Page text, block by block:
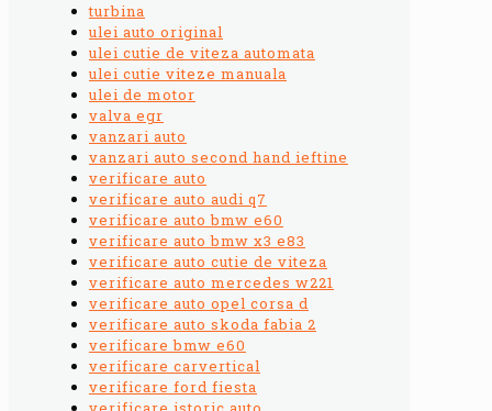
turbina
ulei auto original
ulei cutie de viteza automata
ulei cutie viteze manuala
ulei de motor
valva egr
vanzari auto
vanzari auto second hand ieftine
verificare auto
verificare auto audi q7
verificare auto bmw e60
verificare auto bmw x3 e83
verificare auto cutie de viteza
verificare auto mercedes w221
verificare auto opel corsa d
verificare auto skoda fabia 2
verificare bmw e60
verificare carvertical
verificare ford fiesta